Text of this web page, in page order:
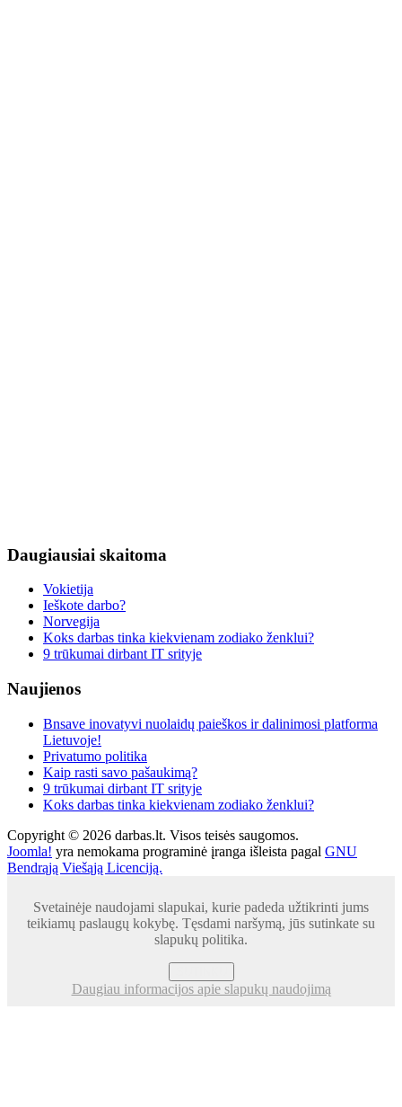
Daugiausiai skaitoma
Vokietija
Ieškote darbo?
Norvegija
Koks darbas tinka kiekvienam zodiako ženklui?
9 trūkumai dirbant IT srityje
Naujienos
Bnsave inovatyvi nuolaidų paieškos ir dalinimosi platforma
Lietuvoje!
Privatumo politika
Kaip rasti savo pašaukimą?
9 trūkumai dirbant IT srityje
Koks darbas tinka kiekvienam zodiako ženklui?
Copyright © 2026 darbas.lt. Visos teisės saugomos.
Joomla! yra nemokama programinė įranga išleista pagal GNU
Bendrąją Viešąją Licenciją.
Svetainėje naudojami slapukai, kurie padeda užtikrinti jums
teikiamų paslaugų kokybę. Tęsdami naršymą, jūs sutinkate su
slapukų politika.
Daugiau informacijos apie slapukų naudojimą